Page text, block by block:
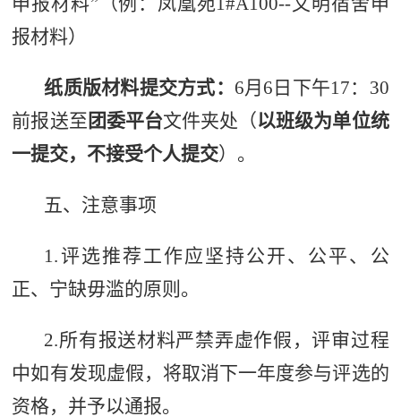
报材料）
纸质版材料提交方式： 6月 6 日下午17： 30
前报送至 团委平台文件夹处（以班级为单位统
一提交，不接受个人提交）。
五、注意事项
1. 评选推荐工作应坚持公开、公平、公
正、宁缺毋滥的原则 。
2.所有报送材料严禁弄虚作假，评审过程
中如有发现虚假，将取消下一年度参与评选的
资格，并予以通报。